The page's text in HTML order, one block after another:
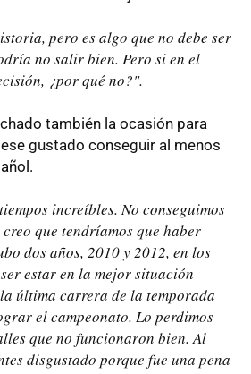
pero es algo que no debe ser
no salir bien. Pero si en el
¿por qué no?".
también la ocasión para
gustado conseguir al menos
increíbles. No conseguimos
que tendríamos que haber
dos años, 2010 y 2012, en los
estar en la mejor situación
última carrera de la temporada
el campeonato. Lo perdimos
que no funcionaron bien. Al
disgustado porque fue una pena